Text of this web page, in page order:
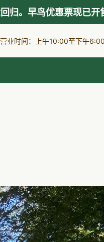
业时间：上午10:00至下午6:00
归。早鸟优惠票现已开